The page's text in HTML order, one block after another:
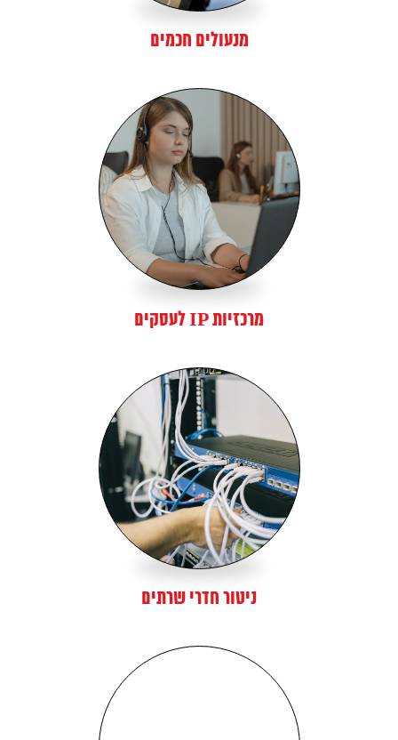
מנעולים חכמים
מרכזיות IP לעסקים
ניטור חדרי שרתים